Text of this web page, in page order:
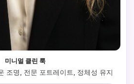
미니멀 클린 룩